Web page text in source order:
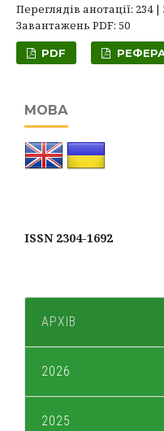
Переглядів анотації: 234
Завантажень PDF: 50
PDF
МОВА
ISSN 2304-1692
АРХІВ
2026
2025